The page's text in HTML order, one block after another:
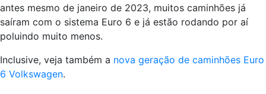
antes mesmo de janeiro de 2023, muitos caminhões já
saíram com o sistema Euro 6 e já estão rodando por aí
poluindo muito menos.
Inclusive, veja também a nova geração de caminhões Euro
6 Volkswagen.